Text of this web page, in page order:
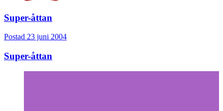
Super-åttan
Postad 23 juni 2004
Super-åttan